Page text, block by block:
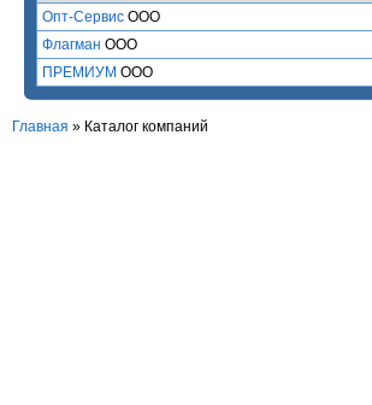
Опт-Сервис ООО
Флагман ООО
ПРЕМИУМ ООО
Главная » Каталог компаний